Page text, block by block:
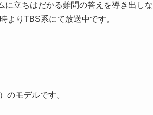
に立ちはだかる難問の答えを導き出しな
よりTBS系にて放送中です。
のモデルです。